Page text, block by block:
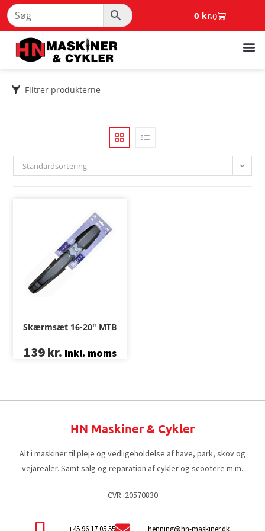
0 kr.0
Filtrer produkterne
Standardsortering
Skærmsæt 16-20″ MTB
139kr. Inkl. moms
HN Maskiner & Cykler
Alt i maskiner til pleje og vedligeholdelse af have, park, skov og
vejarealer. Samt salg og reparation af cykler og scootere m.m.
CVR: 20570830